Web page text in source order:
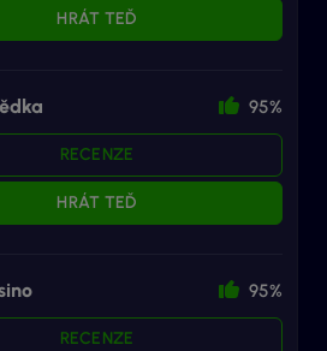
HRÁT TEĎ
95%
RECENZE
HRÁT TEĎ
95%
RECENZE